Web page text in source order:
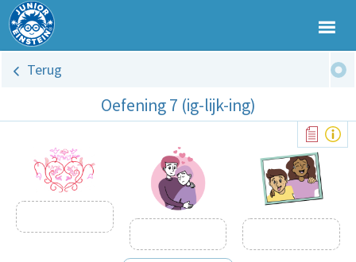
Terug
Oefening 7 (ig-lijk-ing)